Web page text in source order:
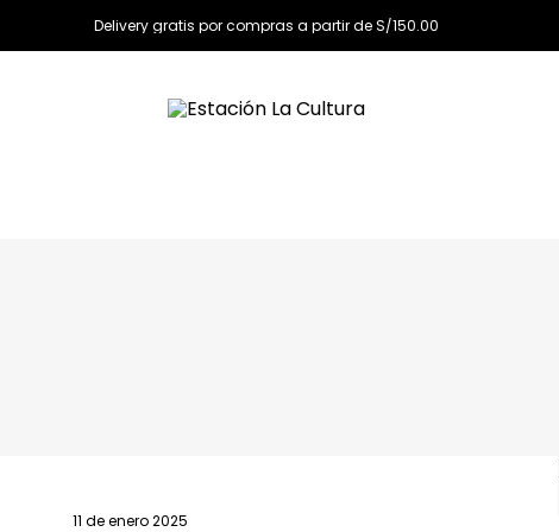
Delivery gratis por compras a partir de S/150.00
11 de enero 2025